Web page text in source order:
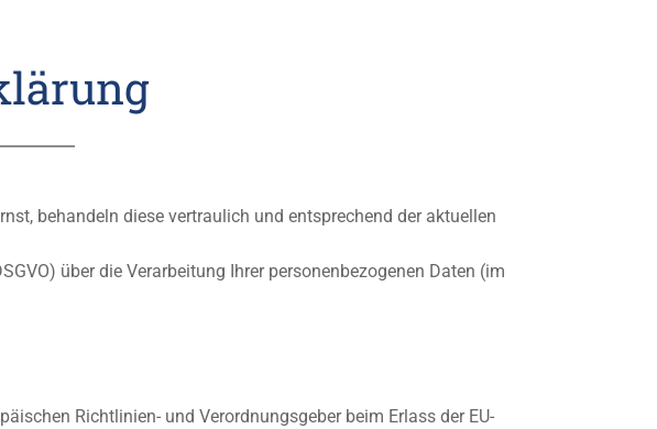
behandeln diese vertraulich und entsprechend der aktuellen
über die Verarbeitung Ihrer personenbezogenen Daten (im
Richtlinien- und Verordnungsgeber beim Erlass der EU-